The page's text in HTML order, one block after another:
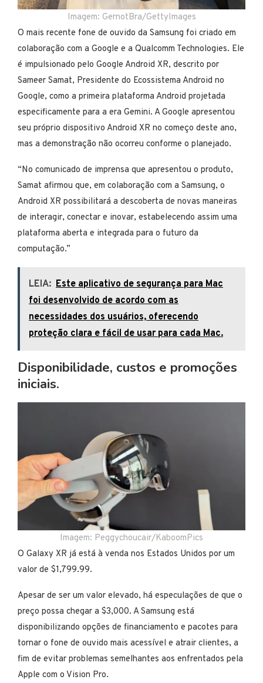
Imagem: GernotBra/GettyImages
O mais recente fone de ouvido da Samsung foi criado em
colaboração com a Google e a Qualcomm Technologies. Ele
é impulsionado pelo Google Android XR, descrito por
Sameer Samat, Presidente do Ecossistema Android no
Google, como a primeira plataforma Android projetada
especificamente para a era Gemini. A Google apresentou
seu próprio dispositivo Android XR no começo deste ano,
mas a demonstração não ocorreu conforme o planejado.
“No comunicado de imprensa que apresentou o produto,
Samat afirmou que, em colaboração com a Samsung, o
Android XR possibilitará a descoberta de novas maneiras
de interagir, conectar e inovar, estabelecendo assim uma
plataforma aberta e integrada para o futuro da
computação.”
LEIA: Este aplicativo de segurança para Mac
foi desenvolvido de acordo com as
necessidades dos usuários, oferecendo
proteção clara e fácil de usar para cada Mac.
Disponibilidade, custos e promoções
iniciais.
Imagem: Peggychoucair/KaboomPics
O Galaxy XR já está à venda nos Estados Unidos por um
valor de $1,799.99.
Apesar de ser um valor elevado, há especulações de que o
preço possa chegar a $3,000. A Samsung está
disponibilizando opções de financiamento e pacotes para
tornar o fone de ouvido mais acessível e atrair clientes, a
fim de evitar problemas semelhantes aos enfrentados pela
Apple com o Vision Pro.